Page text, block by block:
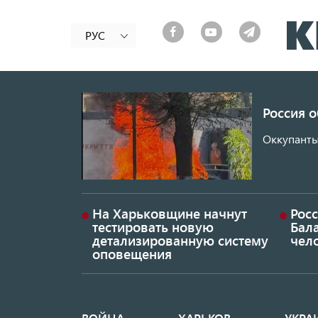
РУС
Россия
На Харьковщине начнут
тестировать новую
детализированную систему
оповещения